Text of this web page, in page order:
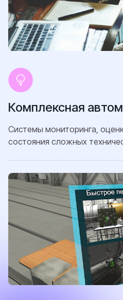
Комплексная
Системы мониторинга,
состояния сложных